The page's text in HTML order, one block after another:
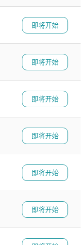
即将开始
即将开始
即将开始
即将开始
即将开始
即将开始